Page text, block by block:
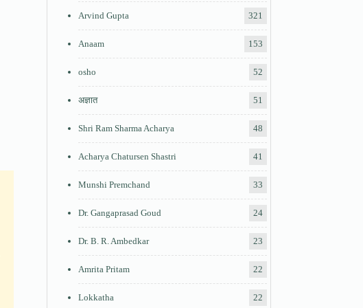
Arvind Gupta 321
Anaam 153
osho 52
अज्ञात 51
Shri Ram Sharma Acharya 48
Acharya Chatursen Shastri 41
Munshi Premchand 33
Dr. Gangaprasad Goud 24
Dr. B. R. Ambedkar 23
Amrita Pritam 22
Lokkatha 22